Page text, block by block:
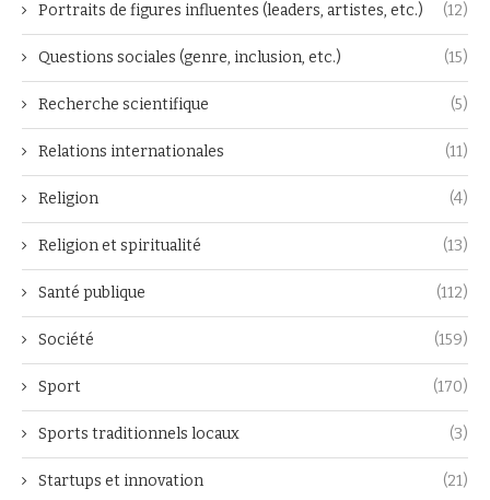
Portraits de figures influentes (leaders, artistes, etc.) (12)
Questions sociales (genre, inclusion, etc.) (15)
Recherche scientifique (5)
Relations internationales (11)
Religion (4)
Religion et spiritualité (13)
Santé publique (112)
Société (159)
Sport (170)
Sports traditionnels locaux (3)
Startups et innovation (21)